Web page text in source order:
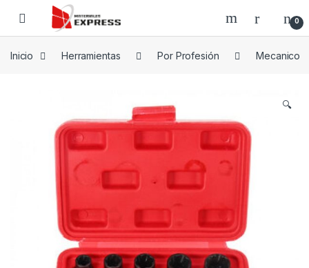
Skip to navigation
Skip to content
0
Inicio Herramientas Por Profesión Mecanico
🔍